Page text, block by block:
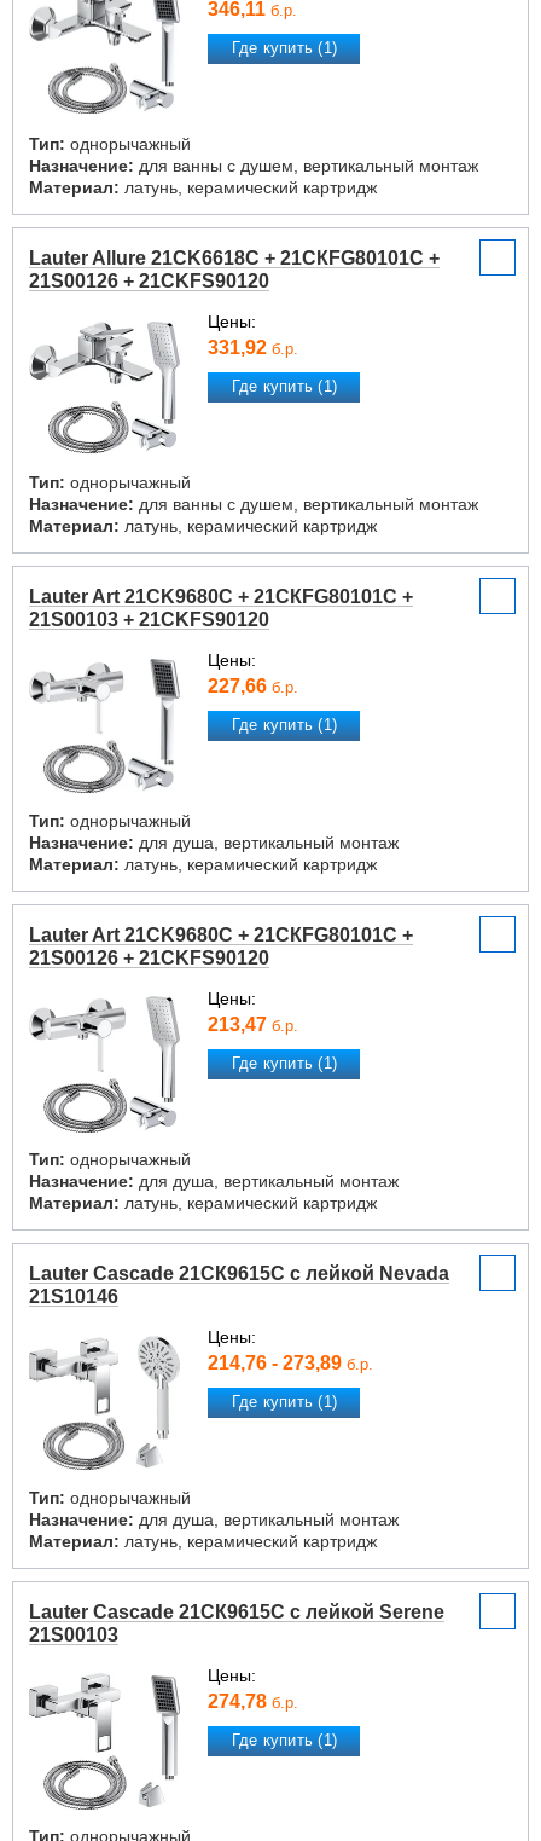
346,11 б.р.
Где купить (1)
Тип: однорычажный
Назначение: для ванны с душем, вертикальный монтаж
Материал: латунь, керамический картридж
Lauter Allure 21CK6618C + 21СКFG80101C +
21S00126 + 21CKFS90120
Цены:
331,92 б.р.
Где купить (1)
Тип: однорычажный
Назначение: для ванны с душем, вертикальный монтаж
Материал: латунь, керамический картридж
Lauter Art 21CK9680C + 21СКFG80101C +
21S00103 + 21CKFS90120
Цены:
227,66 б.р.
Где купить (1)
Тип: однорычажный
Назначение: для душа, вертикальный монтаж
Материал: латунь, керамический картридж
Lauter Art 21CK9680C + 21СКFG80101C +
21S00126 + 21CKFS90120
Цены:
213,47 б.р.
Где купить (1)
Тип: однорычажный
Назначение: для душа, вертикальный монтаж
Материал: латунь, керамический картридж
Lauter Cascade 21СК9615C с лейкой Nevada
21S10146
Цены:
214,76 - 273,89 б.р.
Где купить (1)
Тип: однорычажный
Назначение: для душа, вертикальный монтаж
Материал: латунь, керамический картридж
Lauter Cascade 21СК9615C с лейкой Serene
21S00103
Цены:
274,78 б.р.
Где купить (1)
Тип: однорычажный